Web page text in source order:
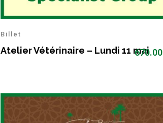
Billet
Atelier Vétérinaire – Lundi 11 mai670.00